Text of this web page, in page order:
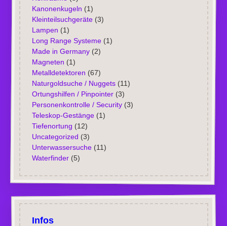
Kanonenkugeln (1)
Kleinteilsuchgeräte(3)
Lampen (1)
Long Range Systeme(1)
Made in Germany(2)
Magneten (1)
Metalldetektoren (67)
Naturgoldsuche / Nuggets(11)
Ortungshilfen / Pinpointer(3)
Personenkontrolle / Security(3)
Teleskop-Gestänge(1)
Tiefenortung (12)
Uncategorized (3)
Unterwassersuche(11)
Waterfinder(5)
Infos